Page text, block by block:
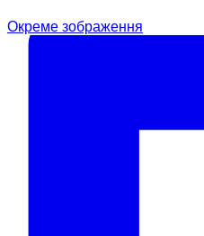
Окреме зображення